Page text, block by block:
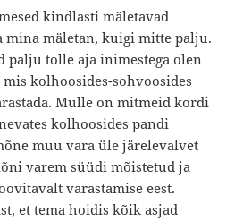
kindlasti mäletavad
mina mäletan, kuigi mitte palju.
palju tolle aja inimestega olen
kolhoosides-sohvoosides
Mulle on mitmeid kordi
kolhoosides pandi
muu vara üle järelevalvet
varem süüdi mõistetud ja
varastamise eest.
et tema hoidis kõik asjad